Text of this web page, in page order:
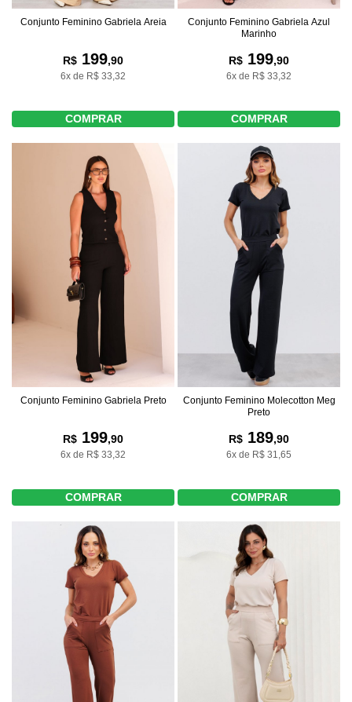
Conjunto Feminino Gabriela Areia
R$ 199,90
6x de R$ 33,32
COMPRAR
Conjunto Feminino Gabriela Azul
Marinho
R$ 199,90
6x de R$ 33,32
COMPRAR
Conjunto Feminino Gabriela Preto
R$ 199,90
6x de R$ 33,32
COMPRAR
Conjunto Feminino Molecotton Meg
Preto
R$ 189,90
6x de R$ 31,65
COMPRAR